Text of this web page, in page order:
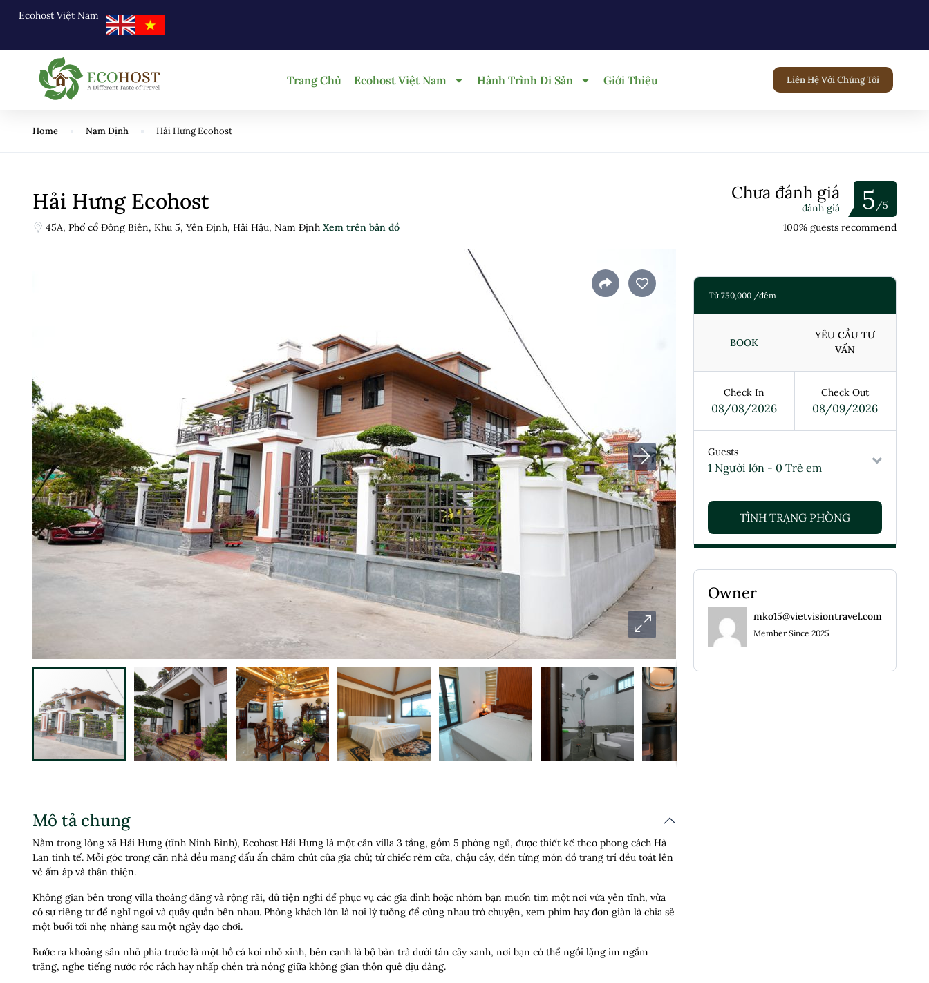
Ecohost Việt Nam
Trang Chủ Ecohost Việt Nam Hành Trình Di Sản Giới Thiệu Liên Hệ Với Chúng Tôi
Home Nam Định Hải Hưng Ecohost
Hải Hưng Ecohost
45A, Phố cổ Đông Biên, Khu 5, Yên Định, Hải Hậu, Nam Định Xem trên bản đồ
Chưa đánh giá
đánh giá 5 /5
100% guests recommend
Mô tả chung
Nằm trong lòng xã Hải Hưng (tỉnh Ninh Bình), Ecohost Hải Hưng là một căn villa 3 tầng, gồm 5 phòng ngủ, được thiết kế theo phong cách Hà
Lan tinh tế. Mỗi góc trong căn nhà đều mang dấu ấn chăm chút của gia chủ; từ chiếc rèm cửa, chậu cây, đến từng món đồ trang trí đều toát lên
vẻ ấm áp và thân thiện.
Không gian bên trong villa thoáng đãng và rộng rãi, đủ tiện nghi để phục vụ các gia đình hoặc nhóm bạn muốn tìm một nơi vừa yên tĩnh, vừa
có sự riêng tư để nghỉ ngơi và quây quần bên nhau. Phòng khách lớn là nơi lý tưởng để cùng nhau trò chuyện, xem phim hay đơn giản là chia sẻ
một buổi tối nhẹ nhàng sau một ngày dạo chơi.
Bước ra khoảng sân nhỏ phía trước là một hồ cá koi nhỏ xinh, bên cạnh là bộ bàn trà dưới tán cây xanh, nơi bạn có thể ngồi lặng im ngắm
trăng, nghe tiếng nước róc rách hay nhấp chén trà nóng giữa không gian thôn quê dịu dàng.
Từ 750,000 /đêm
BOOK
YÊU CẦU TƯ
VẤN
Check In
08/08/2026
Check Out
08/09/2026
Guests
1 Người lớn- 0 Trẻ em
Owner
mko15@vietvisiontravel.com
Member Since 2025